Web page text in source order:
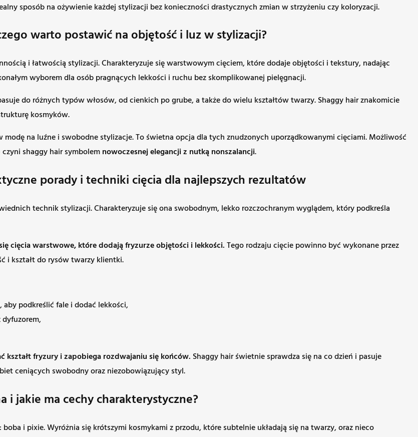
sposób na ożywienie każdej stylizacji bez konieczności drastycznych zmian w strzyżeniu czy koloryzacji.
warto postawić na objętość i luz w stylizacji?
i łatwością stylizacji. Charakteryzuje się warstwowym cięciem, które dodaje objętości i tekstury, nadając
wyborem dla osób pragnących lekkości i ruchu bez skomplikowanej pielęgnacji.
do różnych typów włosów, od cienkich po grube, a także do wielu kształtów twarzy. Shaggy hair znakomicie
kosmyków.
na luźne i swobodne stylizacje. To świetna opcja dla tych znudzonych uporządkowanymi cięciami. Możliwość
shaggy hair symbolemnowoczesnej elegancji z nutką nonszalancji.
porady i techniki cięcia dla najlepszych rezultatów
technik stylizacji. Charakteryzuje się ona swobodnym, lekko rozczochranym wyglądem, który podkreśla
cięcia warstwowe, które dodają fryzurze objętości i lekkości.Tego rodzaju cięcie powinno być wykonane przez
i kształt do rysów twarzy klientki.
podkreślić fale i dodać lekkości,
fryzury i zapobiega rozdwajaniu się końców. Shaggy hair świetnie sprawdza się na co dzień i pasuje
ceniących swobodny oraz niezobowiązujący styl.
i jakie ma cechy charakterystyczne?
i pixie. Wyróżnia się krótszymi kosmykami z przodu, które subtelnie układają się na twarzy, oraz nieco